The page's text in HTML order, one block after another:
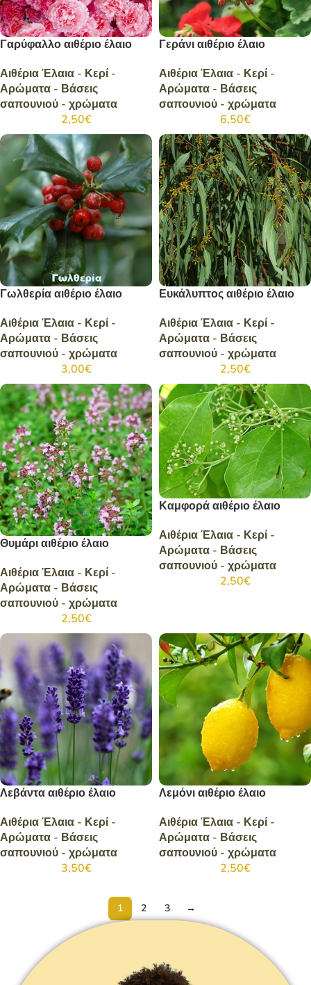
Γαρύφαλλο αιθέριο έλαιο
Αιθέρια Έλαια - Κερί -
Αρώματα - Βάσεις
σαπουνιού - χρώματα
2,50€
Γεράνι αιθέριο έλαιο
Αιθέρια Έλαια - Κερί -
Αρώματα - Βάσεις
σαπουνιού - χρώματα
6,50€
Γωλθερία αιθέριο έλαιο
Αιθέρια Έλαια - Κερί -
Αρώματα - Βάσεις
σαπουνιού - χρώματα
3,00€
Ευκάλυπτος αιθέριο έλαιο
Αιθέρια Έλαια - Κερί -
Αρώματα - Βάσεις
σαπουνιού - χρώματα
2,50€
Θυμάρι αιθέριο έλαιο
Αιθέρια Έλαια - Κερί -
Αρώματα - Βάσεις
σαπουνιού - χρώματα
2,50€
Καμφορά αιθέριο έλαιο
Αιθέρια Έλαια - Κερί -
Αρώματα - Βάσεις
σαπουνιού - χρώματα
2,50€
Λεβάντα αιθέριο έλαιο
Αιθέρια Έλαια - Κερί -
Αρώματα - Βάσεις
σαπουνιού - χρώματα
3,50€
Λεμόνι αιθέριο έλαιο
Αιθέρια Έλαια - Κερί -
Αρώματα - Βάσεις
σαπουνιού - χρώματα
2,50€
1 2 3 →